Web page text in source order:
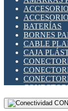
LLAVES
MOTORES
PLC -
RELÉS DE
SENSORES
BATERÍAS
BORNES
CABLE
CAJA
DIP